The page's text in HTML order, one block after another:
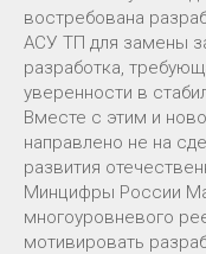
востребована
АСУ ТП для замены
разработка,
уверенности в
Вместе с этим и
направлено не на
развития
Минцифры России
многоуровневого
мотивировать